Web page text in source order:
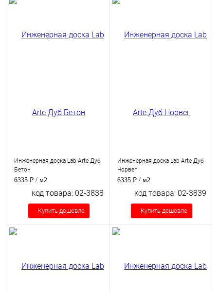
Инженерная доска Lab Arte Дуб
Бетон
6335 ₽ / м2
код товара: 02-3838
Купить дешевле
Инженерная доска Lab Arte Дуб
Норвег
6335 ₽ / м2
код товара: 02-3839
Купить дешевле